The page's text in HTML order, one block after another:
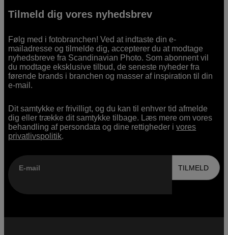
Tilmeld dig vores nyhedsbrev
Følg med i fotobranchen! Ved at indtaste din e-
mailadresse og tilmelde dig, accepterer du at modtage
nyhedsbreve fra Scandinavian Photo. Som abonnent vil
du modtage eksklusive tilbud, de seneste nyheder fra
førende brands i branchen og masser af inspiration til din
e-mail.
Dit samtykke er frivilligt, og du kan til enhver tid afmelde
dig eller trække dit samtykke tilbage. Læs mere om vores
behandling af persondata og dine rettigheder ivores
privatlivspolitik.
E-mail TILMELD